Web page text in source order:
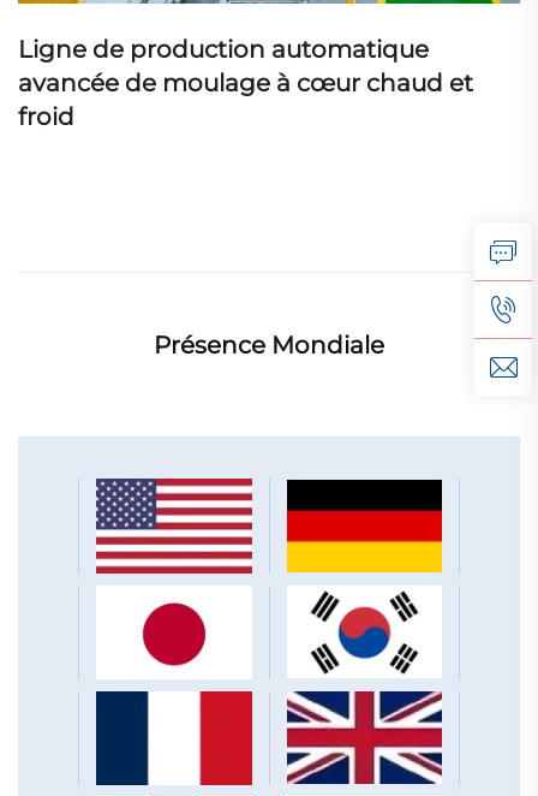
Ligne de production automatique
avancée de moulage à cœur chaud et
froid
Présence Mondiale